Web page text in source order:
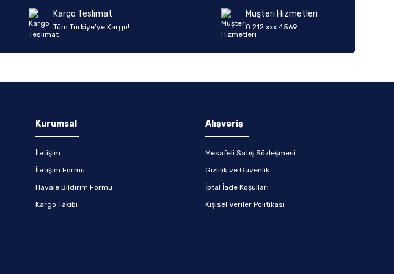
Kargo Teslimat
Tüm Türkiye’ye Kargo!
Müşteri Hizmetleri
0 212 xxx 4569
Kurumsal
İletişim
İletişim Formu
Havale Bildirim Formu
Kargo Takibi
Alışveriş
Mesafeli Satış Sözleşmesi
Gizlilik ve Güvenlik
İptal İade Koşullari
Kişisel Veriler Politikası